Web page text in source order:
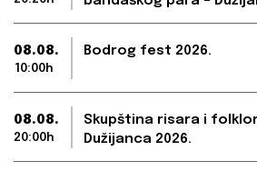
08.08.
10:00h
Bodrog fest 2026.
08.08.
20:00h
Skupština risara i
Dužijanca 2026.